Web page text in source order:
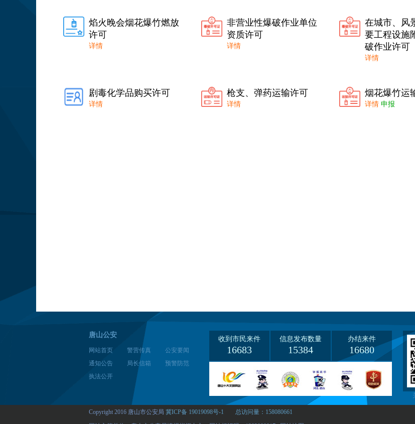
焰火晚会烟花爆竹燃放
许可
详情
非营业性爆破作业单位
资质许可
详情
在城市、风
要工程设施
破作业许可
详情
剧毒化学品购买许可
详情
枪支、弹药运输许可
详情
烟花爆竹运
详情 申报
唐山公安
网站首页 警营传真
公安要闻
通知公告
局长信箱
预警防范
执法公开
收到市民来件
16683
信息发布数量
15384
办结来件
16680
Copyright 2016 唐山市公安局 冀ICP备 19019098号-1
总访问量：158080661